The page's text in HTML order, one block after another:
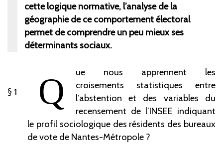
cette logique normative, l’analyse de la
géographie de ce comportement électoral
permet de comprendre un peu mieux ses
déterminants sociaux.
1 Q
ue nous apprennent les
croisements statistiques entre
l’abstention et des variables du
recensement de l’INSEE indiquant
le profil sociologique des résidents des bureaux
de vote de Nantes-Métropole ?